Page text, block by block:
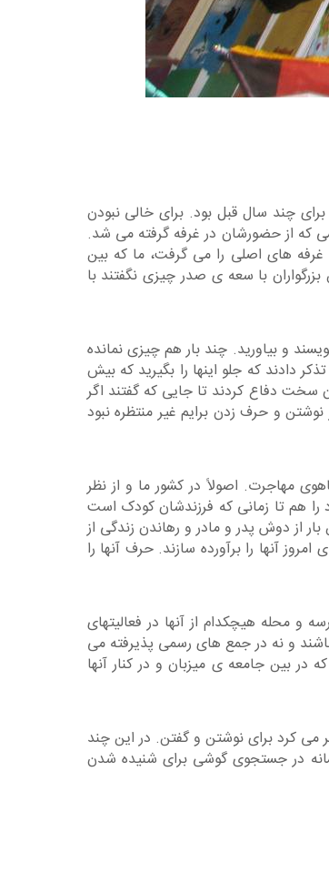
چند سال قبل بود. برای خالی نبودن
که از حضورشان در غرفه گرفته می شد.
غرفه های اصلی را می گرفت، ما که بین
با سعه ی صدر چیزی نگفتند با
و بیاورید. چند بار هم چیزی نمانده
دادند که جلو اینها را بگیرید که بیش
سخت دفاع کردند تا جایی که گفتند اگر
و حرف زدن برایم غیر منتظره نبود
مهاجرت. اصولاً در کشور ما و از نظر
را هم تا زمانی که فرزندشان کودک است
از دوش پدر و مادر و رهاندن زندگی از
آنها را برآورده سازند. حرف آنها را
محله هیچکدام از آنها در فعالیتهای
و نه در جمع های رسمی پذیرفته می
بین جامعه ی میزبان و در کنار آنها
می کرد برای نوشتن و گفتن. در این چند
در جستجوی گوشی برای شنیده شدن